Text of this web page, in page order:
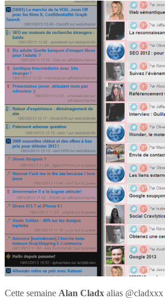
Cette semaine Alan Cladx alias